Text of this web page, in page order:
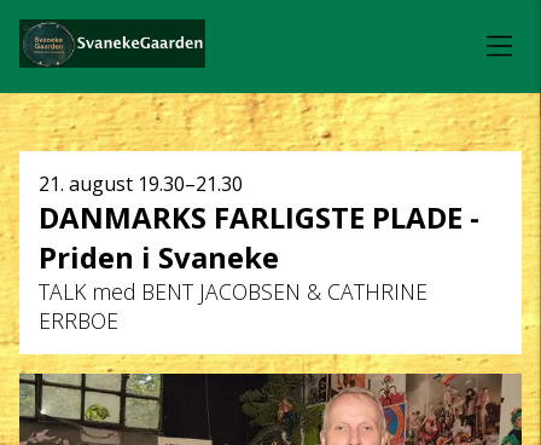
Dato
og
klokkeslæt
21. august 19.30–21.30
DANMARKS FARLIGSTE PLADE -
Priden i Svaneke
TALK med BENT JACOBSEN & CATHRINE
ERRBOE